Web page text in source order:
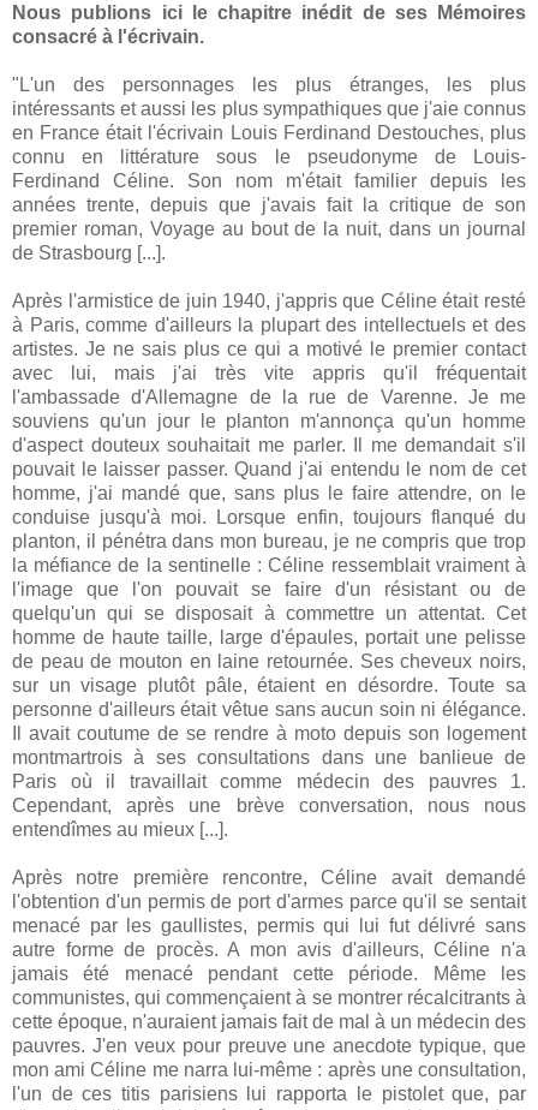
Nous publions ici le chapitre inédit de ses Mémoires
consacré à l'écrivain.
"L'un des personnages les plus étranges, les plus
intéressants et aussi les plus sympathiques que j'aie connus
en France était l'écrivain Louis Ferdinand Destouches, plus
connu en littérature sous le pseudonyme de Louis-
Ferdinand Céline. Son nom m'était familier depuis les
années trente, depuis que j'avais fait la critique de son
premier roman, Voyage au bout de la nuit, dans un journal
de Strasbourg [...].
Après l'armistice de juin 1940, j'appris que Céline était resté
à Paris, comme d'ailleurs la plupart des intellectuels et des
artistes. Je ne sais plus ce qui a motivé le premier contact
avec lui, mais j'ai très vite appris qu'il fréquentait
l'ambassade d'Allemagne de la rue de Varenne. Je me
souviens qu'un jour le planton m'annonça qu'un homme
d'aspect douteux souhaitait me parler. Il me demandait s'il
pouvait le laisser passer. Quand j'ai entendu le nom de cet
homme, j'ai mandé que, sans plus le faire attendre, on le
conduise jusqu'à moi. Lorsque enfin, toujours flanqué du
planton, il pénétra dans mon bureau, je ne compris que trop
la méfiance de la sentinelle : Céline ressemblait vraiment à
l'image que l'on pouvait se faire d'un résistant ou de
quelqu'un qui se disposait à commettre un attentat. Cet
homme de haute taille, large d'épaules, portait une pelisse
de peau de mouton en laine retournée. Ses cheveux noirs,
sur un visage plutôt pâle, étaient en désordre. Toute sa
personne d'ailleurs était vêtue sans aucun soin ni élégance.
Il avait coutume de se rendre à moto depuis son logement
montmartrois à ses consultations dans une banlieue de
Paris où il travaillait comme médecin des pauvres 1.
Cependant, après une brève conversation, nous nous
entendîmes au mieux [...].
Après notre première rencontre, Céline avait demandé
l'obtention d'un permis de port d'armes parce qu'il se sentait
menacé par les gaullistes, permis qui lui fut délivré sans
autre forme de procès. A mon avis d'ailleurs, Céline n'a
jamais été menacé pendant cette période. Même les
communistes, qui commençaient à se montrer récalcitrants à
cette époque, n'auraient jamais fait de mal à un médecin des
pauvres. J'en veux pour preuve une anecdote typique, que
mon ami Céline me narra lui-même : après une consultation,
l'un de ces titis parisiens lui rapporta le pistolet que, par